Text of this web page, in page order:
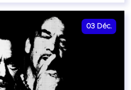
03 Déc.